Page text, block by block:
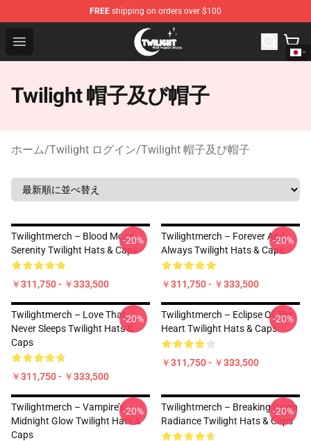
FREE shipping on orders over $100
Open menu
Twilight Store - Official Twilight Merchandise Shop
Twilight 帽子及び帽子
ホーム/Twilight ログイン/Twilight 帽子及び帽子
Twilightmerch – Blood Moon
Serenity Twilight Hats & Caps
￥311,750 - ￥333,500
-20%
Twilightmerch – Forever And
Always Twilight Hats & Caps
￥311,750 - ￥333,500
-20%
Twilightmerch – Love That
Never Sleeps Twilight Hats &
Caps
￥311,750 - ￥333,500
-20%
Twilightmerch – Eclipse Of The
Heart Twilight Hats & Caps
￥311,750 - ￥333,500
-20%
Twilightmerch – Vampire’s
Midnight Glow Twilight Hats &
Caps
-20%
Twilightmerch – Breaking Dawn
Radiance Twilight Hats & Caps
-20%